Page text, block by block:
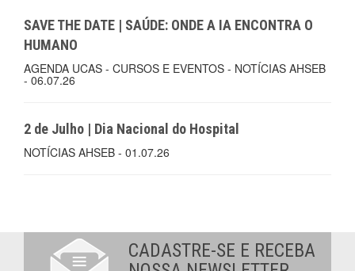
SAVE THE DATE | SAÚDE: ONDE A IA ENCONTRA O
HUMANO
AGENDA UCAS - CURSOS E EVENTOS - NOTÍCIAS AHSEB
- 06.07.26
2 de Julho | Dia Nacional do Hospital
NOTÍCIAS AHSEB - 01.07.26
CADASTRE-SE E RECEBA